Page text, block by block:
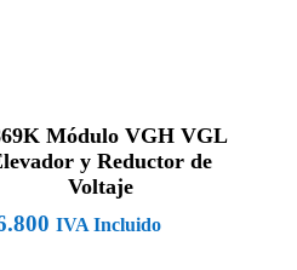
Módulo VGH VGL
y Reductor de
Voltaje
IVA Incluido